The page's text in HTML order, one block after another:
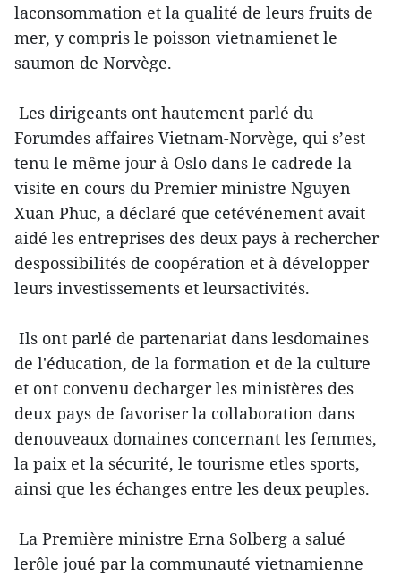
laconsommation et la qualité de leurs fruits de
mer, y compris le poisson vietnamienet le
saumon de Norvège.
Les dirigeants ont hautement parlé du
Forumdes affaires Vietnam-Norvège, qui s’est
tenu le même jour à Oslo dans le cadrede la
visite en cours du Premier ministre Nguyen
Xuan Phuc, a déclaré que cetévénement avait
aidé les entreprises des deux pays à rechercher
despossibilités de coopération et à développer
leurs investissements et leursactivités.
Ils ont parlé de partenariat dans lesdomaines
de l'éducation, de la formation et de la culture
et ont convenu decharger les ministères des
deux pays de favoriser la collaboration dans
denouveaux domaines concernant les femmes,
la paix et la sécurité, le tourisme etles sports,
ainsi que les échanges entre les deux peuples.
La Première ministre Erna Solberg a salué
lerôle joué par la communauté vietnamienne